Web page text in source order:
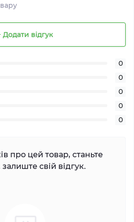
Додати відгук
0
0
0
0
0
про цей товар, станьте
свій відгук.